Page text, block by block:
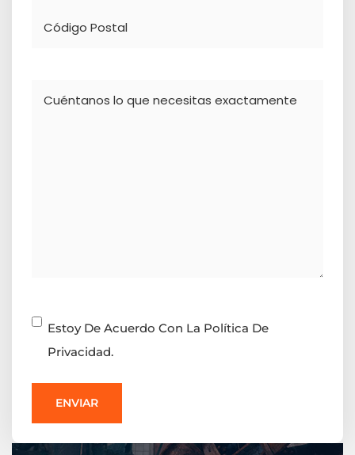
Consentimiento
Estoy De Acuerdo Con La Política De
Privacidad.